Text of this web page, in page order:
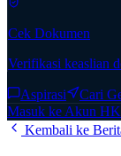
Cek Dokumen
Verifikasi keaslian
Aspirasi Cari
Masuk ke Akun
Kembali ke